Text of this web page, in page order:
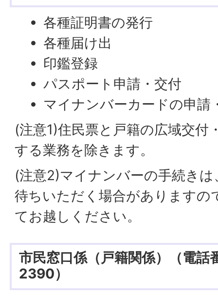
各種証明書の発行
各種届け出
印鑑登録
パスポート申請・交付
マイナンバーカードの申請
(注意1)住民票と戸籍の広域交付
する業務を除きます。
(注意2)マイナンバーの手続き
待ちいただく場合がありますの
てお越しください。
市民窓口係（戸籍関係）（電
2390）